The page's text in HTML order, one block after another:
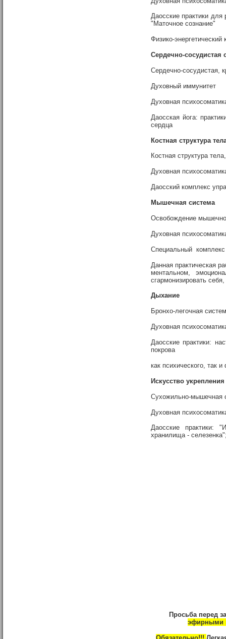
Даосские практики
"Маточное сознание"
Физико-
Сердечно-сосудистая
Сердечно-сосудистая,
Духовный иммунитет
Духовная
Даосская йога:
сердца
Костная структура
Костная структура
Духовная
Даосский комплекс
Мышечная система
Освобождение
Духовная
Специальный комплекс
Данная практическая
ментальном,
сгармонизировать
Дыхание
Бронхо-легочная
Духовная
Даосские практики:
покрова
как психического, так и
Искусство
Cухожильно-мышечная
Духовная
Даосские практики:
хранилища -
Просьба перед
эфирными